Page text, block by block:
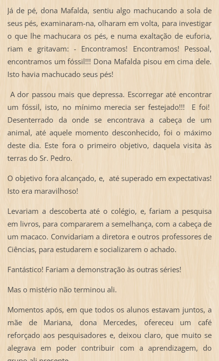
Já de pé, dona Mafalda, sentiu algo machucando a sola de
seus pés, examinaram-na, olharam em volta, para investigar
o que lhe machucara os pés, e numa exaltação de euforia,
riam e gritavam: - Encontramos! Encontramos! Pessoal,
encontramos um fóssil!!! Dona Mafalda pisou em cima dele.
Isto havia machucado seus pés!
A dor passou mais que depressa. Escorregar até encontrar
um fóssil, isto, no mínimo merecia ser festejado!!! E foi!
Desenterrado da onde se encontrava a cabeça de um
animal, até aquele momento desconhecido, foi o máximo
deste dia. Este fora o primeiro objetivo, daquela visita às
terras do Sr. Pedro.
O objetivo fora alcançado, e, até superado em expectativas!
Isto era maravilhoso!
Levariam a descoberta até o colégio, e, fariam a pesquisa
em livros, para compararem a semelhança, com a cabeça de
um macaco. Convidariam a diretora e outros professores de
Ciências, para estudarem e socializarem o achado.
Fantástico! Fariam a demonstração às outras séries!
Mas o mistério não terminou ali.
Momentos após, em que todos os alunos estavam juntos, a
mãe de Mariana, dona Mercedes, ofereceu um café
reforçado aos pesquisadores e, deixou claro, que muito se
alegrava em poder contribuir com a aprendizagem, do